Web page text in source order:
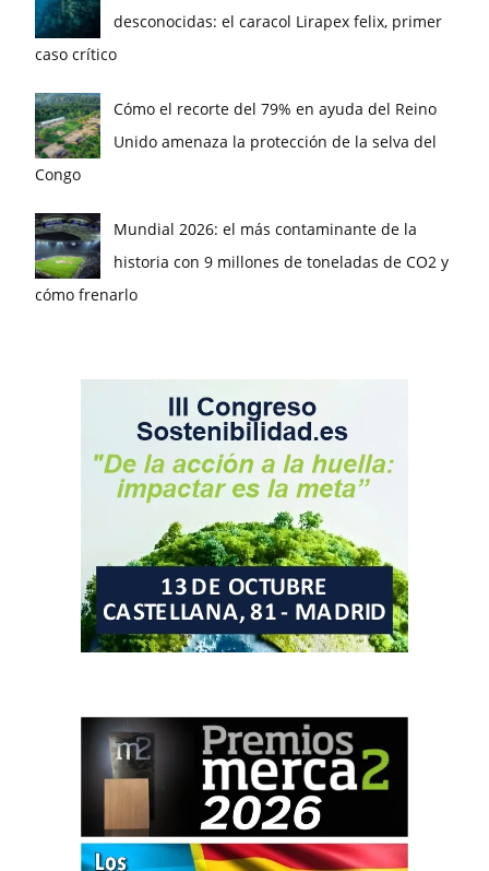
desconocidas: el caracol Lirapex felix, primer
caso crítico
Cómo el recorte del 79% en ayuda del Reino
Unido amenaza la protección de la selva del
Congo
Mundial 2026: el más contaminante de la
historia con 9 millones de toneladas de CO2 y
cómo frenarlo